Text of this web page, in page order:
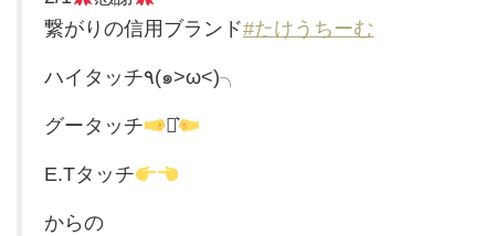
繋がりの信用ブランド#たけうちーむ
ハイタッチ٩(๑>ω<)╮
グータッチ ⋆͛
E.Tタッチ
からの